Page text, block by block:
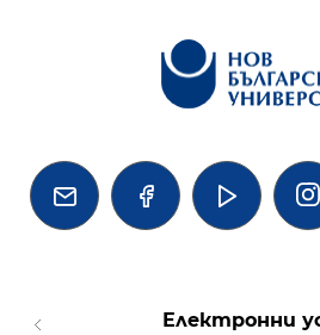
  
Електронни